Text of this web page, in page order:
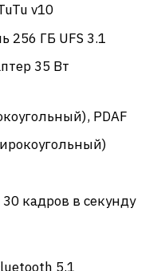
v10
256 ГБ UFS 3.1
35 Вт
PDAF
кадров в секунду
5.1